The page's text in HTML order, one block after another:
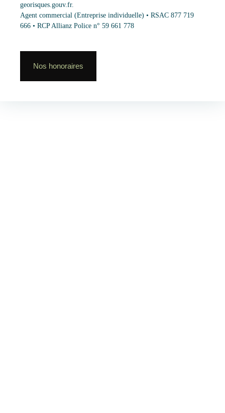
georisques.gouv.fr.
Agent commercial (Entreprise individuelle) • RSAC 877 719
666 • RCP Allianz Police n° 59 661 778
Nos honoraires